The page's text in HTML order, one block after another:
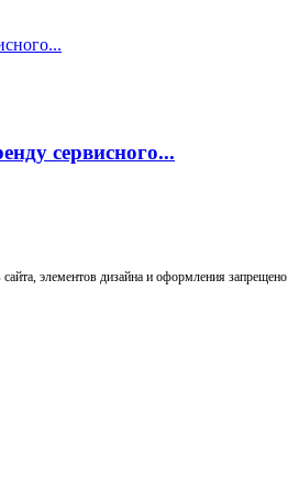
сервисного...
элементов дизайна и оформления запрещено.